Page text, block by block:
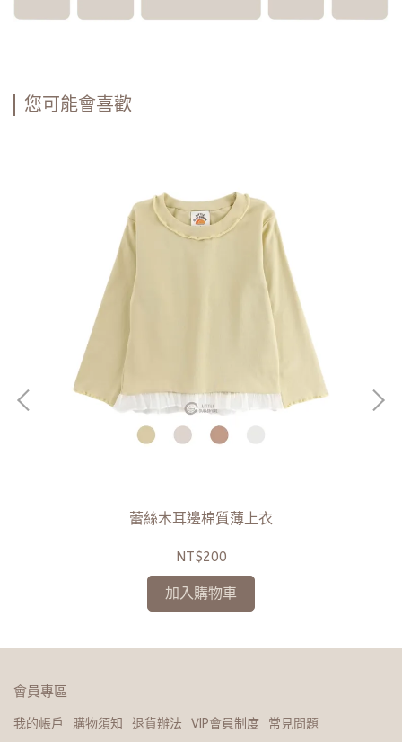
您可能會喜歡
蕾絲木耳邊棉質薄上衣
NT$200
加入購物車
會員專區
我的帳戶 購物須知 退貨辦法 VIP會員制度 常見問題